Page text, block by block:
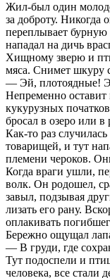
Жил-был один
за доброту. Никогда
переплывает бурную
нападал на дичь
Хищному зверю и
мяса. Снимет шкуру
— Эй, плотоядные!
Непременно
кукурузных
бросал в озеро или
Как-то раз
товарищей, и тут
племени чероков.
Когда враги ушли,
волк. Он родошел,
завыл, подзывая
лизать его рану.
оплакивать
Бережно ощущал
— В груди, где
Тут подоспели и
человека, все стали